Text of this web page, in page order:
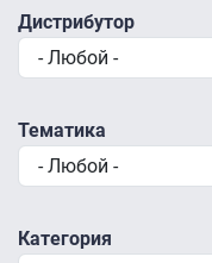
Дистрибутор
Тематика
Категория